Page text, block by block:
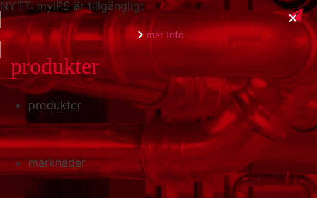
NYTT: myIPS är tillgängligt
mer info
stäng
produkter
marknader
produkter